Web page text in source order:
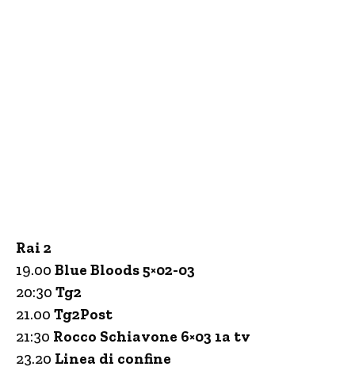
Rai 2
19.00 Blue Bloods 5×02-03
20:30 Tg2
21.00 Tg2Post
21:30 Rocco Schiavone 6×03 1a tv
23.20 Linea di confine